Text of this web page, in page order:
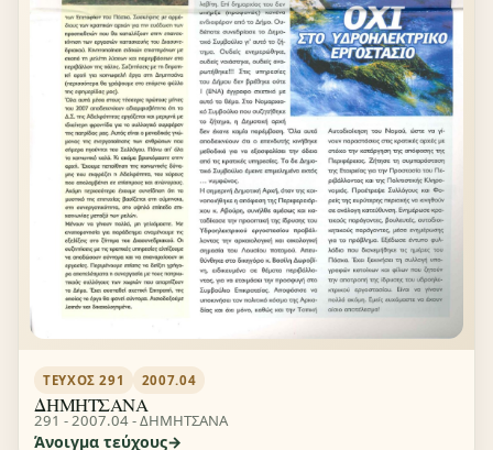
ΤΕΎΧΟΣ 291 2007.04
ΔΗΜΗΤΣΑΝΑ
291 - 2007.04 - ΔΗΜΗΤΣΑΝΑ
Άνοιγμα τεύχους